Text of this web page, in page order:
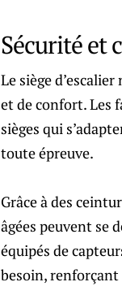
Sécurité et
Le siège
et de confort. Les
sièges qui
toute épreuve.
Grâce à des
âgées peuvent se
équipés de
besoin, renforçant